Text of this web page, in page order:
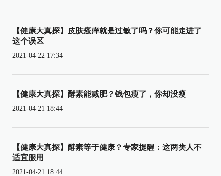
【健康大真探】皮肤瘙痒就是过敏了吗？你可能走进了
这个误区
2021-04-22 17:34
【健康大真探】酵素能减肥？钱包瘦了，你却没瘦
2021-04-21 18:44
【健康大真探】酵素等于健康？专家提醒：这两类人不
适宜服用
2021-04-21 18:44